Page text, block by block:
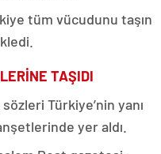
tüm vücudunu taşın
TAŞIDI
Türkiye’nin yanı
yer aldı.